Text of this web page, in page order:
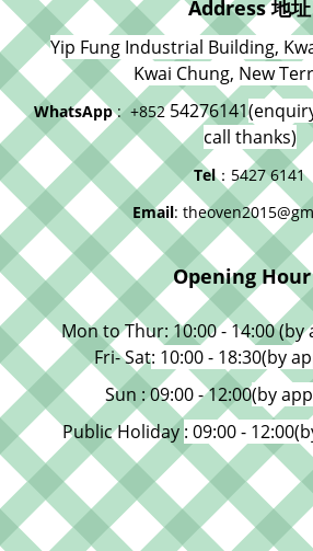
Address 地址
Yip Fung Industrial Building,
Kwai Chung, New
WhatsApp: +85254276141
call thanks)
Tel：5427 6141
Email:
Opening Hour
Mon to Thur: 10:00 - 14:00
Fri- Sat: 10:00 - 18:30(by
Sun : 09:00 - 12:00(by
Public Holiday : 09:00 - 12:00